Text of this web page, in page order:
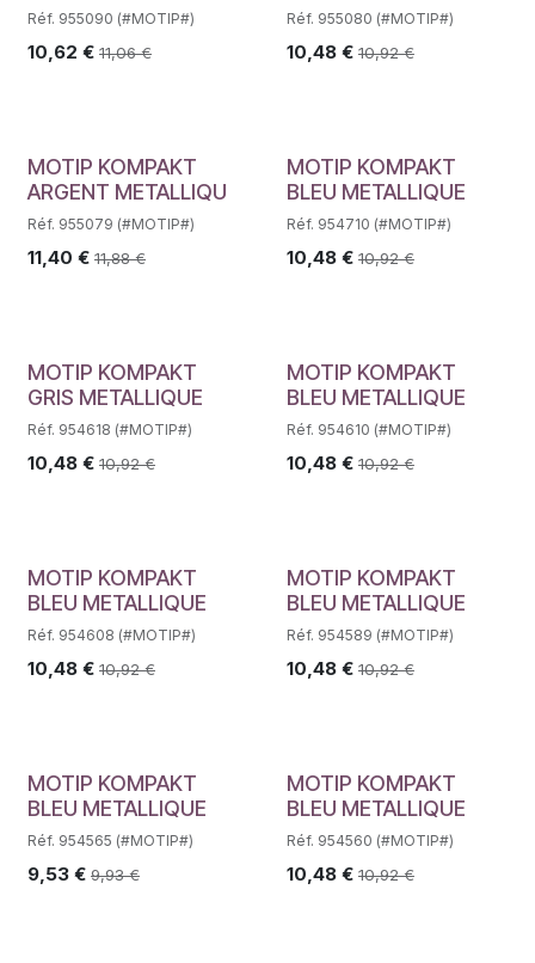
Réf. 955090 (#MOTIP#)
10,62 € 11,06€
Réf. 955080 (#MOTIP#)
10,48€ 10,92€
MOTIP KOMPAKT
ARGENT METALLIQU
Réf. 955079 (#MOTIP#)
11,40 € 11,88€
MOTIP KOMPAKT
BLEU METALLIQUE
Réf. 954710 (#MOTIP#)
10,48€ 10,92€
MOTIP KOMPAKT
GRIS METALLIQUE
Réf. 954618 (#MOTIP#)
10,48 € 10,92€
MOTIP KOMPAKT
BLEU METALLIQUE
Réf. 954610 (#MOTIP#)
10,48€ 10,92€
MOTIP KOMPAKT
BLEU METALLIQUE
Réf. 954608 (#MOTIP#)
10,48 € 10,92€
MOTIP KOMPAKT
BLEU METALLIQUE
Réf. 954589 (#MOTIP#)
10,48€ 10,92€
MOTIP KOMPAKT
BLEU METALLIQUE
Réf. 954565 (#MOTIP#)
9,53 € 9,93€
MOTIP KOMPAKT
BLEU METALLIQUE
Réf. 954560 (#MOTIP#)
10,48€ 10,92€